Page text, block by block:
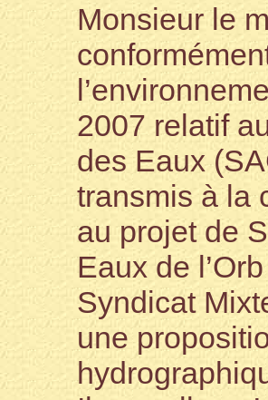
Monsieur le
2007 relatif
des Eaux
transmis à la
au projet de
Eaux de
Syndicat
une